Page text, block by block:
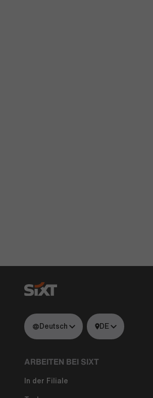
Deutsch DE
ARBEITEN BEI SIXT
In der Filiale